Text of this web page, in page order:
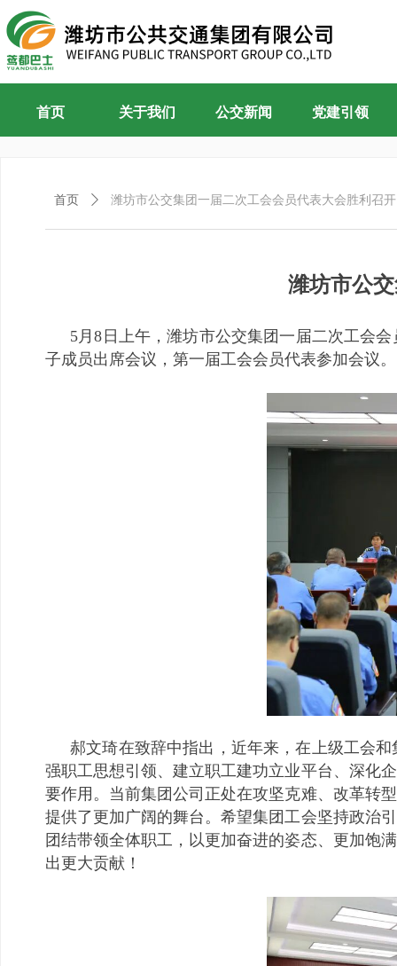
首页 关于我们 公交新闻 党建引领
潍坊市公
5月8日上午，潍坊市公交集团一届二次工会
子成员出席会议，第一届工会会员代表参加会议。
郝文琦在致辞中指出，近年来，在上级工会
强职工思想引领、建立职工建功立业平台、深化
要作用。当前集团公司正处在攻坚克难、改革转
提供了更加广阔的舞台。希望集团工会坚持政治
团结带领全体职工，以更加奋进的姿态、更加饱
出更大贡献！
首页 ꄲ 潍坊市公交集团一届二次工会会员代表大会胜利召开